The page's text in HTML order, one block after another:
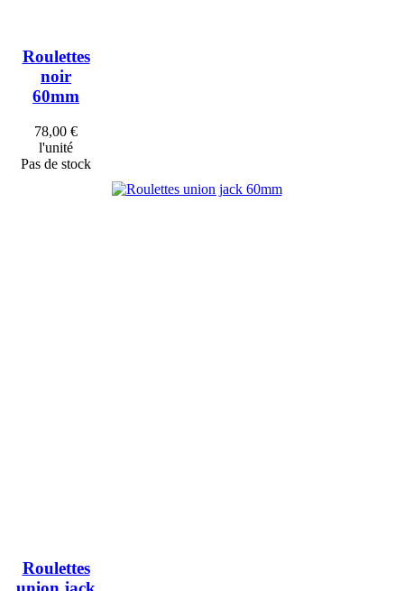
Roulettes
noir
60mm
78,00 €
l'unité
Pas de stock
Roulettes